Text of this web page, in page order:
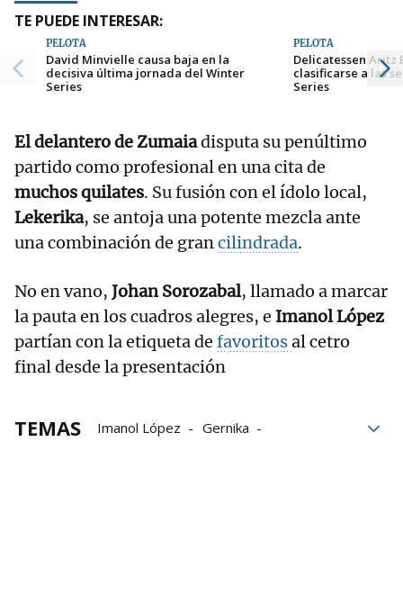
TE PUEDE INTERESAR:
PELOTA
David Minvielle causa baja en la
decisiva última jornada del Winter
Series
PELOTA
Delicatessen Aritz
clasificarse a las
Series
El delantero de Zumaiadisputa su penúltimo
partido como profesional en una cita de
muchos quilates. Su fusión con el ídolo local,
Lekerika, se antoja una potente mezcla ante
una combinación de grancilindrada.
No en vano, Johan Sorozabal, llamado a marcar
la pauta en los cuadros alegres, e Imanol López
partían con la etiqueta de favoritosal cetro
final desde la presentación
TEMAS Imanol López
Gernika